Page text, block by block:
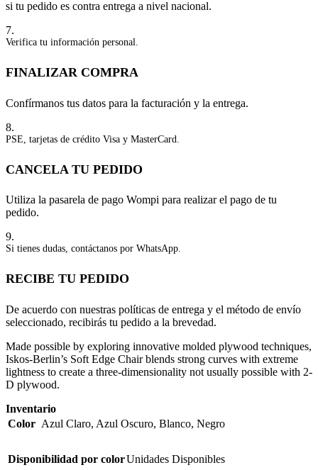
si tu pedido es contra entrega a nivel nacional.
7.
Verifica tu información personal.
FINALIZAR COMPRA
Confírmanos tus datos para la facturación y la entrega.
8.
PSE, tarjetas de crédito Visa y MasterCard.
CANCELA TU PEDIDO
Utiliza la pasarela de pago Wompi para realizar el pago de tu
pedido.
9.
Si tienes dudas, contáctanos por WhatsApp.
RECIBE TU PEDIDO
De acuerdo con nuestras políticas de entrega y el método de envío
seleccionado, recibirás tu pedido a la brevedad.
Made possible by exploring innovative molded plywood techniques,
Iskos-Berlin’s Soft Edge Chair blends strong curves with extreme
lightness to create a three-dimensionality not usually possible with 2-
D plywood.
Inventario
Color Azul Claro, Azul Oscuro, Blanco, Negro
Disponibilidad por colorUnidades Disponibles